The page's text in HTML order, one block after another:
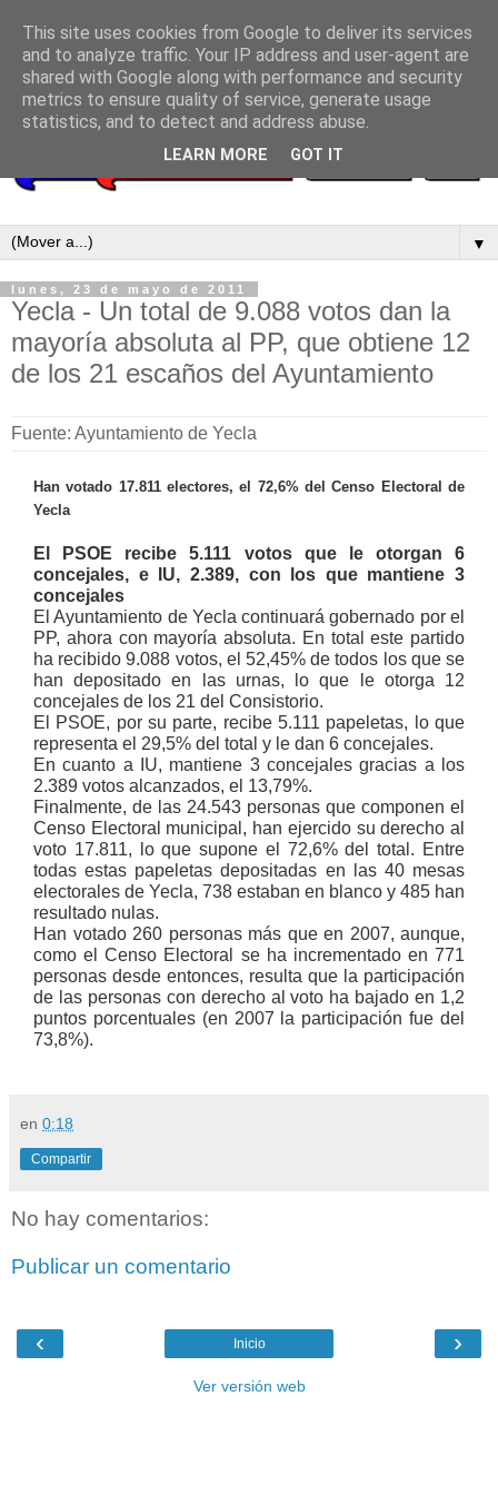
▼
lunes, 23 de mayo de 2011
Yecla - Un total de 9.088 votos dan la
mayoría absoluta al PP, que obtiene 12
de los 21 escaños del Ayuntamiento
Fuente: Ayuntamiento de Yecla
Han votado 17.811 electores, el 72,6% del Censo Electoral de
Yecla
El PSOE recibe 5.111 votos que le otorgan 6
concejales, e IU, 2.389, con los que mantiene 3
concejales
El Ayuntamiento de Yecla continuará gobernado por el
PP, ahora con mayoría absoluta. En total este partido
ha recibido 9.088 votos, el 52,45% de todos los que se
han depositado en las urnas, lo que le otorga 12
concejales de los 21 del Consistorio.
El PSOE, por su parte, recibe 5.111 papeletas, lo que
representa el 29,5% del total y le dan 6 concejales.
En cuanto a IU, mantiene 3 concejales gracias a los
2.389 votos alcanzados, el 13,79%.
Finalmente, de las 24.543 personas que componen el
Censo Electoral municipal, han ejercido su derecho al
voto 17.811, lo que supone el 72,6% del total. Entre
todas estas papeletas depositadas en las 40 mesas
electorales de Yecla, 738 estaban en blanco y 485 han
resultado nulas.
Han votado 260 personas más que en 2007, aunque,
como el Censo Electoral se ha incrementado en 771
personas desde entonces, resulta que la participación
de las personas con derecho al voto ha bajado en 1,2
puntos porcentuales (en 2007 la participación fue del
73,8%).
en 0:18
Compartir
No hay comentarios:
Publicar un comentario
‹ ›
Inicio
Ver versión web
This site uses cookies from Google to deliver its services
and to analyze traffic. Your IP address and user-agent are
shared with Google along with performance and security
metrics to ensure quality of service, generate usage
statistics, and to detect and address abuse.
LEARN MORE GOT IT